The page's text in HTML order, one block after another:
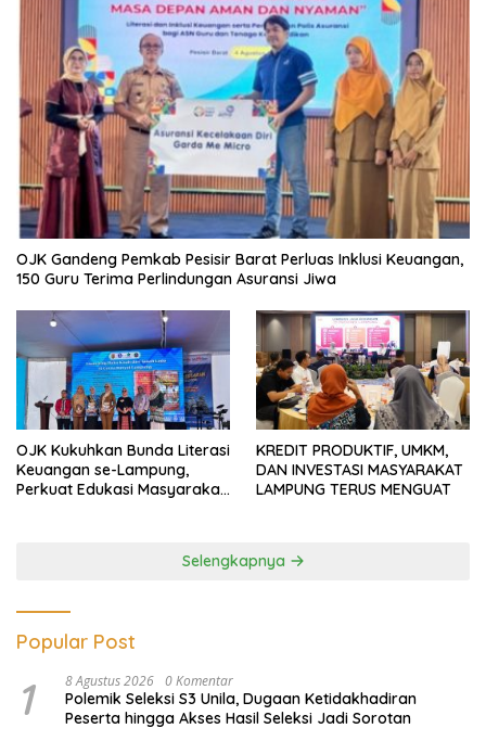
OJK Gandeng Pemkab Pesisir Barat Perluas Inklusi Keuangan,
150 Guru Terima Perlindungan Asuransi Jiwa
OJK Kukuhkan Bunda Literasi
Keuangan se-Lampung,
Perkuat Edukasi Masyarakat
KREDIT PRODUKTIF, UMKM,
DAN INVESTASI MASYARAKAT
LAMPUNG TERUS MENGUAT
Selengkapnya
Popular Post
1 8 Agustus 2026 0 Komentar
Polemik Seleksi S3 Unila, Dugaan Ketidakhadiran
Peserta hingga Akses Hasil Seleksi Jadi Sorotan